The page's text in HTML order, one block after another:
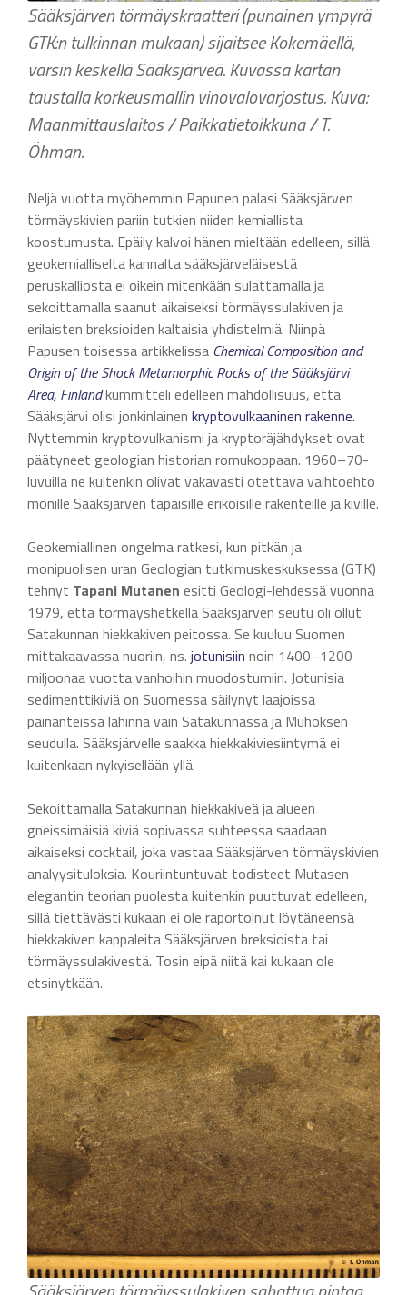
Sääksjärven törmäyskraatteri (punainen ympyrä
GTK:n tulkinnan mukaan) sijaitsee Kokemäellä,
varsin keskellä Sääksjärveä. Kuvassa kartan
taustalla korkeusmallin vinovalovarjostus. Kuva:
Maanmittauslaitos / Paikkatietoikkuna / T.
Öhman.
Neljä vuotta myöhemmin Papunen palasi Sääksjärven
törmäyskivien pariin tutkien niiden kemiallista
koostumusta. Epäily kalvoi hänen mieltään edelleen, sillä
geokemialliselta kannalta sääksjärveläisestä
peruskalliosta ei oikein mitenkään sulattamalla ja
sekoittamalla saanut aikaiseksi törmäyssulakiven ja
erilaisten breksioiden kaltaisia yhdistelmiä. Niinpä
Papusen toisessa artikkelissa Chemical Composition and
Origin of the Shock Metamorphic Rocks of the Sääksjärvi
Area, Finlandkummitteli edelleen mahdollisuus, että
Sääksjärvi olisi jonkinlainen kryptovulkaaninen rakenne.
Nyttemmin kryptovulkanismi ja kryptoräjähdykset ovat
päätyneet geologian historian romukoppaan. 1960–70-
luvuilla ne kuitenkin olivat vakavasti otettava vaihtoehto
monille Sääksjärven tapaisille erikoisille rakenteille ja kiville.
Geokemiallinen ongelma ratkesi, kun pitkän ja
monipuolisen uran Geologian tutkimuskeskuksessa (GTK)
tehnyt Tapani Mutanen esitti Geologi-lehdessä vuonna
1979, että törmäyshetkellä Sääksjärven seutu oli ollut
Satakunnan hiekkakiven peitossa. Se kuuluu Suomen
mittakaavassa nuoriin, ns. jotunisiin noin 1400–1200
miljoonaa vuotta vanhoihin muodostumiin. Jotunisia
sedimenttikiviä on Suomessa säilynyt laajoissa
painanteissa lähinnä vain Satakunnassa ja Muhoksen
seudulla. Sääksjärvelle saakka hiekkakiviesiintymä ei
kuitenkaan nykyisellään yllä.
Sekoittamalla Satakunnan hiekkakiveä ja alueen
gneissimäisiä kiviä sopivassa suhteessa saadaan
aikaiseksi cocktail, joka vastaa Sääksjärven törmäyskivien
analyysituloksia. Kouriintuntuvat todisteet Mutasen
elegantin teorian puolesta kuitenkin puuttuvat edelleen,
sillä tiettävästi kukaan ei ole raportoinut löytäneensä
hiekkakiven kappaleita Sääksjärven breksioista tai
törmäyssulakivestä. Tosin eipä niitä kai kukaan ole
etsinytkään.